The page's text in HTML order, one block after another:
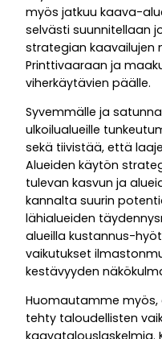
myös jatkuu kaava-
selvästi suunnitellaan
strategian kaavailujen
Printtivaaraan ja
viherkäytävien päälle.
Syvemmälle ja
ulkoilualueille
sekä tiivistää, että
Alueiden käytön
tulevan kasvun ja
kannalta suurin
lähialueiden
alueilla kustannus-
vaikutukset
kestävyyden
Huomautamme
tehty taloudellisten